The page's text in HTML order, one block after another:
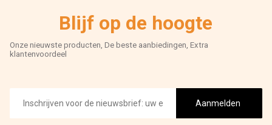
Blijf op de hoogte
Onze nieuwste producten, De beste aanbiedingen, Extra
klantenvoordeel
mailadres
Aanmelden